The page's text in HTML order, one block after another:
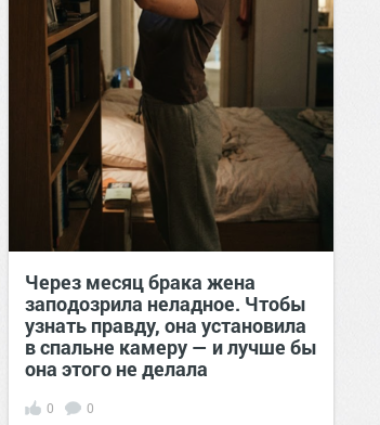
Через месяц брака жена
заподозрила неладное. Чтобы
узнать правду, она установила
в спальне камеру — и лучше бы
она этого не делала
0 0